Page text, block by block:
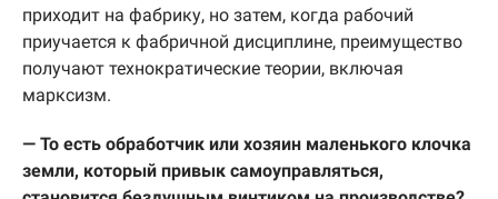
приходит на фабрику, но затем, когда рабочий
приучается к фабричной дисциплине, преимущество
получают технократические теории, включая
марксизм.
— То есть обработчик или хозяин маленького клочка
земли, который привык самоуправляться,